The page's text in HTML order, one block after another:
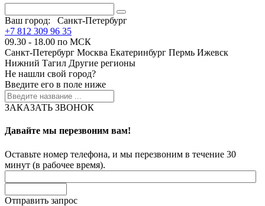
Ваш город:
Санкт-Петербург
+7 812 309 96 35
09.30 - 18.00 по МСК
Санкт-Петербург Москва Екатеринбург Пермь Ижевск
Нижний Тагил Другие регионы
Не нашли свой город?
Введите его в поле ниже
ЗАКАЗАТЬ ЗВОНОК
Давайте мы перезвоним вам!
Оставьте номер телефона, и мы перезвоним в течение 30
минут (в рабочее время).
Отправить запрос